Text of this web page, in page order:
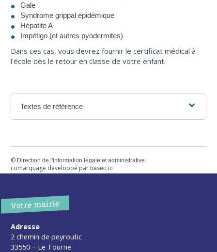
Gale
Syndrome grippal épidémique
Hépatite A
Impétigo (et autres pyodermites)
Dans ces cas, vous devrez fournir le certificat médical à
l'école dès le retour en classe de votre enfant.
Textes de référence
© Direction de l'information légale et administrative
comarquage developpé parbaseo.io
Votre mairie
Adresse
2 chemin de peyroutic
33550 – Le Tourne